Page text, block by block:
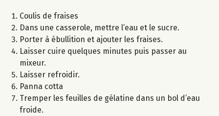
Coulis de fraises
Dans une casserole, mettre l’eau et le sucre.
Porter à ébullition et ajouter les fraises.
Laisser cuire quelques minutes puis passer au
mixeur.
Laisser refroidir.
Panna cotta
Tremper les feuilles de gélatine dans un bol d’eau
froide.